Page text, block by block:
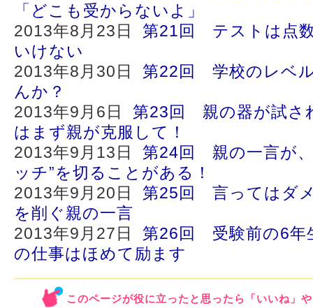
「どこも受からないよ」
2013年8月23日 第21回 テストは点
いけない
2013年8月30日 第22回 学校のレベ
んか？
2013年9月6日 第23回 親の器が試さ
はまず親が克服して！
2013年9月13日 第24回 親の一言が
ッチ”を切ることがある！
2013年9月20日 第25回 言ってはダ
を削ぐ親の一言
2013年9月27日 第26回 受験前の6
の仕事はほめて励ます
このページが役に立ったと思ったら「いいね」